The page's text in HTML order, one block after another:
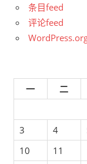
条目feed
评论feed
一
二
3
4
10
11